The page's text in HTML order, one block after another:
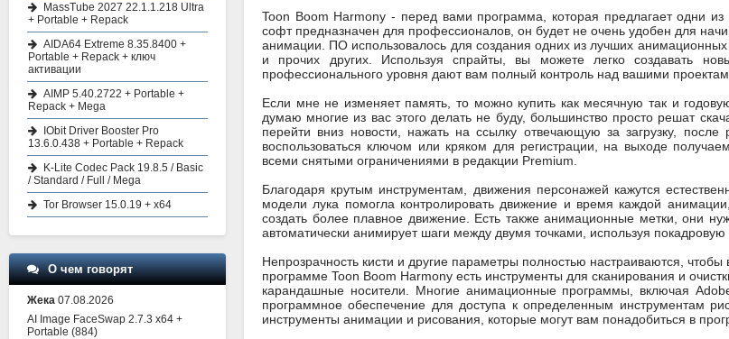
Toon Boom Harmony - перед вами программа, которая предлагает одни
софт предназначен для профессионалов, он будет не очень удобен для
анимации. ПО использовалось для создания одних из лучших
и прочих других. Используя спрайты, вы можете легко создавать
профессионального уровня дают вам полный контроль над вашими
Если мне не изменяет память, то можно купить как месячную так и
думаю многие из вас этого делать не буду, большинство просто решат
перейти вниз новости, нажать на ссылку отвечающую за загрузку,
воспользоваться ключом или кряком для регистрации, на выходе
всеми снятыми ограничениями в редакции Premium.
Благодаря крутым инструментам, движения персонажей кажутся
модели лука помогла контролировать движение и время каждой
создать более плавное движение. Есть также анимационные метки, они
автоматически анимирует шаги между двумя точками, используя
Непрозрачность кисти и другие параметры полностью настраиваются,
программе Toon Boom Harmony есть инструменты для сканирования и
карандашные носители. Многие анимационные программы, включая
программное обеспечение для доступа к определенным инструментам
инструменты анимации и рисования, которые могут вам понадобиться в
MassTube 2027 22.1.1.218 Ultra
+ Portable + Repack
AIDA64 Extreme 8.35.8400 +
Portable + Repack + ключ
активации
AIMP 5.40.2722 + Portable +
Repack + Mega
IObit Driver Booster Pro
13.6.0.438 + Portable + Repack
K-Lite Codec Pack 19.8.5 / Basic
/ Standard / Full / Mega
Tor Browser 15.0.19 + x64
О чем говорят
Жека 07.08.2026
AI Image FaceSwap 2.7.3 x64 +
Portable (884)